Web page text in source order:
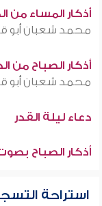
أذكار المساء من
محمد شعبان أبو
أذكار الصباح من
محمد شعبان أبو
دعاء ليلة القدر
أذكار الصباح
استراحة